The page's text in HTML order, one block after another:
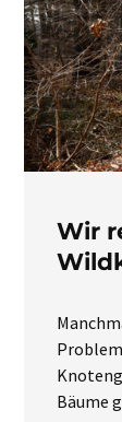
Wir
Bäume